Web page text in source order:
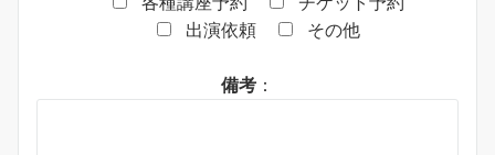
出演依頼
その他
備考 ：